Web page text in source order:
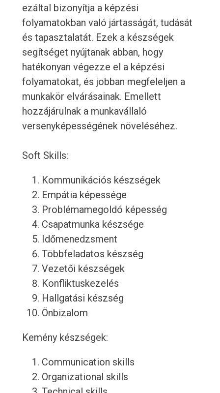
ezáltal bizonyítja a képzési
folyamatokban való jártasságát, tudását
és tapasztalatát. Ezek a készségek
segítséget nyújtanak abban, hogy
hatékonyan végezze el a képzési
folyamatokat, és jobban megfeleljen a
munkakör elvárásainak. Emellett
hozzájárulnak a munkavállaló
versenyképességének növeléséhez.
Soft Skills:
Kommunikációs készségek
Empátia képessége
Problémamegoldó képesség
Csapatmunka készsége
Időmenedzsment
Többfeladatos készség
Vezetői készségek
Konfliktuskezelés
Hallgatási készség
Önbizalom
Kemény készségek:
Communication skills
Organizational skills